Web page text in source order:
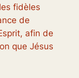
fidèles
de
afin de
que Jésus